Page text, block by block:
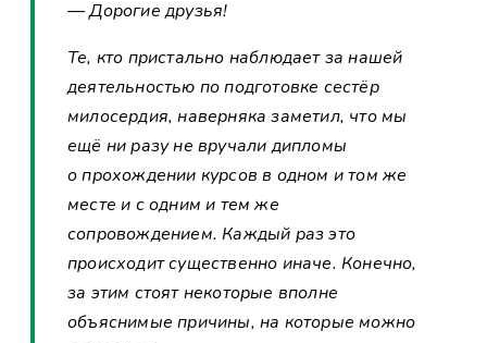
— Дорогие друзья!
Те, кто пристально наблюдает за нашей
деятельностью по подготовке сестёр
милосердия, наверняка заметил, что мы
ещё ни разу не вручали дипломы
о прохождении курсов в одном и том же
месте и с одним и тем же
сопровождением. Каждый раз это
происходит существенно иначе. Конечно,
за этим стоят некоторые вполне
объяснимые причины, на которые можно